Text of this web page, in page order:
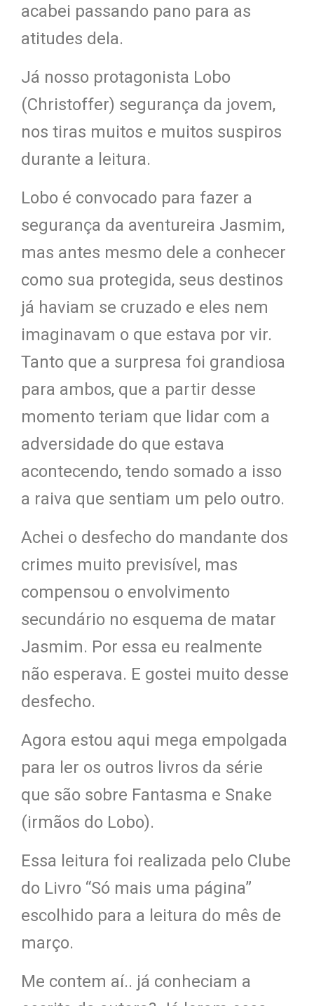
acabei passando pano para as
atitudes dela.
Já nosso protagonista Lobo
(Christoffer) segurança da jovem,
nos tiras muitos e muitos suspiros
durante a leitura.
Lobo é convocado para fazer a
segurança da aventureira Jasmim,
mas antes mesmo dele a conhecer
como sua protegida, seus destinos
já haviam se cruzado e eles nem
imaginavam o que estava por vir.
Tanto que a surpresa foi grandiosa
para ambos, que a partir desse
momento teriam que lidar com a
adversidade do que estava
acontecendo, tendo somado a isso
a raiva que sentiam um pelo outro.
Achei o desfecho do mandante dos
crimes muito previsível, mas
compensou o envolvimento
secundário no esquema de matar
Jasmim. Por essa eu realmente
não esperava. E gostei muito desse
desfecho.
Agora estou aqui mega empolgada
para ler os outros livros da série
que são sobre Fantasma e Snake
(irmãos do Lobo).
Essa leitura foi realizada pelo Clube
do Livro “Só mais uma página”
escolhido para a leitura do mês de
março.
Me contem aí.. já conheciam a